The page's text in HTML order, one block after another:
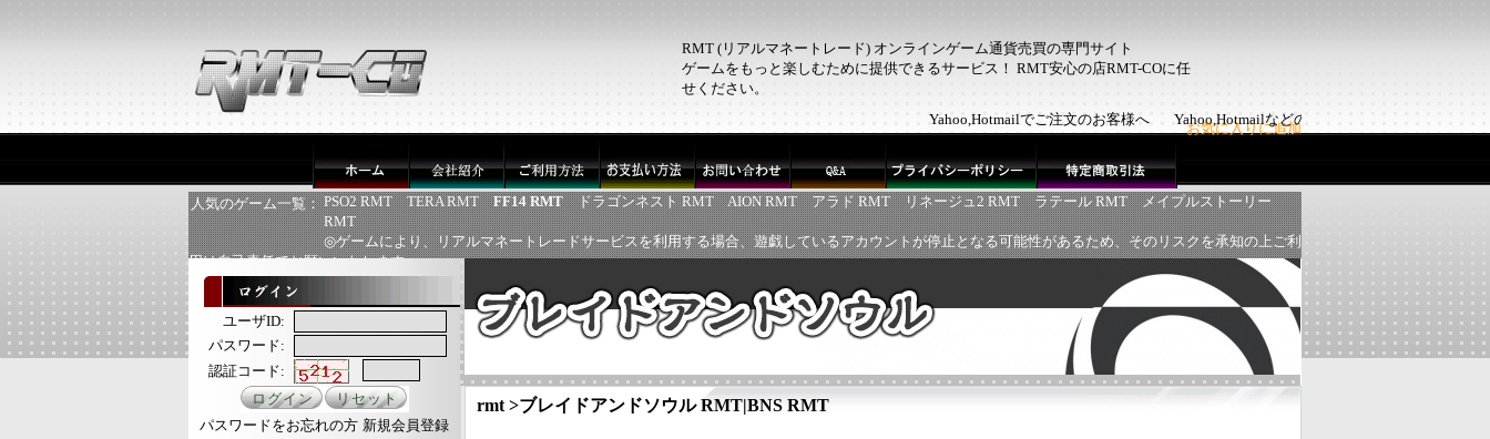
RMT (リアルマネートレード) オンラインゲーム通貨売買の専門サイト
ゲームをもっと楽しむために提供できるサービス！ RMT安心の店RMT-COに任
せください。
お気に入りに追加
Yahoo,Hotmailでご注文のお客様へ Yahoo,Hotmailなどのフリーメールでご注文のお客
人気のゲーム一覧： PSO2 RMT TERA RMT FF14 RMT ドラゴンネスト RMT AION RMT アラド RMT リネージュ2 RMT ラテール RMT
メイプルストーリー
RMT
◎ゲームにより、リアルマネートレードサービスを利用する場合、遊戯しているアカウントが停止となる可能性があるため、そのリスクを承知の上ご利
用は自己責任でお願いいたします
ユーザID:
パスワード:
認証コード:
パスワードをお忘れの方 新規会員登録
rmt >ブレイドアンドソウル RMT|BNS RMT